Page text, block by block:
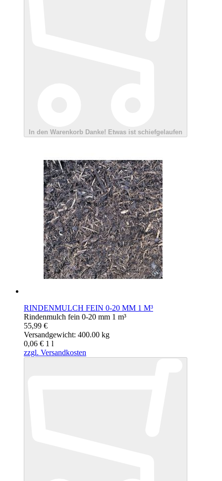
In den Warenkorb Danke! Etwas ist schiefgelaufen
RINDENMULCH FEIN 0-20 MM 1 M³
Rindenmulch fein 0-20 mm 1 m³
55,99 €
Versandgewicht: 400.00 kg
0,06 € 1 l
zzgl. Versandkosten